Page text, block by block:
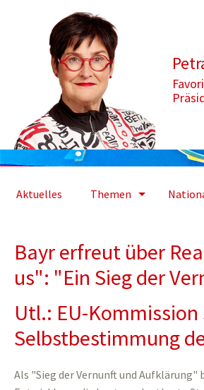
Aktuelles Themen
Bayr erfreut über
us": "Ein Sieg der
Utl.: EU-
Selbstbestimmung
Als "Sieg der Vernunft und